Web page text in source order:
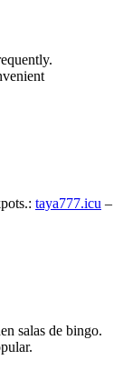
taya777.icu –
salas de bingo.